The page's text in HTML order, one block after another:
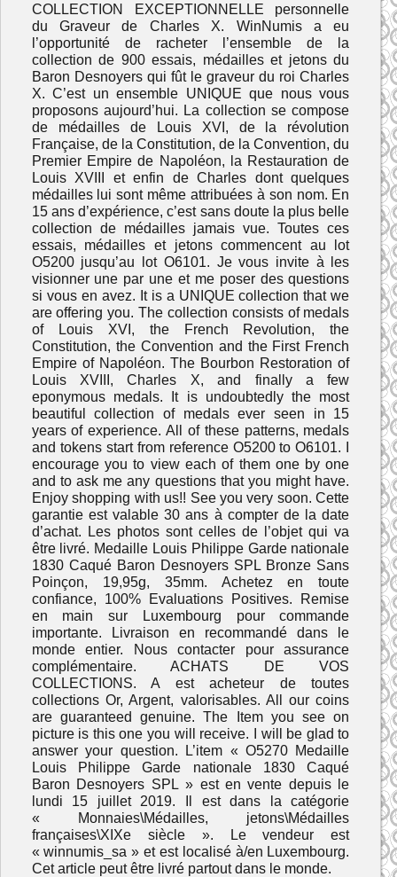
COLLECTION EXCEPTIONNELLE personnelle
du Graveur de Charles X. WinNumis a eu
l’opportunité de racheter l’ensemble de la
collection de 900 essais, médailles et jetons du
Baron Desnoyers qui fût le graveur du roi Charles
X. C’est un ensemble UNIQUE que nous vous
proposons aujourd’hui. La collection se compose
de médailles de Louis XVI, de la révolution
Française, de la Constitution, de la Convention, du
Premier Empire de Napoléon, la Restauration de
Louis XVIII et enfin de Charles dont quelques
médailles lui sont même attribuées à son nom. En
15 ans d’expérience, c’est sans doute la plus belle
collection de médailles jamais vue. Toutes ces
essais, médailles et jetons commencent au lot
O5200 jusqu’au lot O6101. Je vous invite à les
visionner une par une et me poser des questions
si vous en avez. It is a UNIQUE collection that we
are offering you. The collection consists of medals
of Louis XVI, the French Revolution, the
Constitution, the Convention and the First French
Empire of Napoléon. The Bourbon Restoration of
Louis XVIII, Charles X, and finally a few
eponymous medals. It is undoubtedly the most
beautiful collection of medals ever seen in 15
years of experience. All of these patterns, medals
and tokens start from reference O5200 to O6101. I
encourage you to view each of them one by one
and to ask me any questions that you might have.
Enjoy shopping with us!! See you very soon. Cette
garantie est valable 30 ans à compter de la date
d’achat. Les photos sont celles de l’objet qui va
être livré. Medaille Louis Philippe Garde nationale
1830 Caqué Baron Desnoyers SPL Bronze Sans
Poinçon, 19,95g, 35mm. Achetez en toute
confiance, 100% Evaluations Positives. Remise
en main sur Luxembourg pour commande
importante. Livraison en recommandé dans le
monde entier. Nous contacter pour assurance
complémentaire. ACHATS DE VOS
COLLECTIONS. A est acheteur de toutes
collections Or, Argent, valorisables. All our coins
are guaranteed genuine. The Item you see on
picture is this one you will receive. I will be glad to
answer your question. L’item « O5270 Medaille
Louis Philippe Garde nationale 1830 Caqué
Baron Desnoyers SPL » est en vente depuis le
lundi 15 juillet 2019. Il est dans la catégorie
« Monnaies\Médailles, jetons\Médailles
françaises\XIXe siècle ». Le vendeur est
« winnumis_sa » et est localisé à/en Luxembourg.
Cet article peut être livré partout dans le monde.